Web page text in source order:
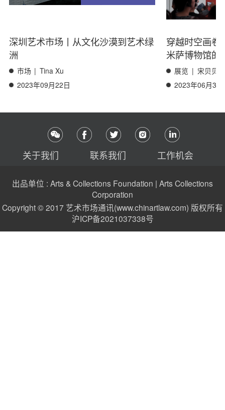
深圳艺术市场丨从文化沙漠到艺术绿
洲
市场 | Tina Xu
2023年09月22日
穿越时空画卷
米萨博物馆的
展览 | 宋贝贝
2023年06月30
关于我们 联系我们 工作机会
出品单位 : Arts & Collections Foundation | Arts Collections
Corporation
Copyright © 2017 艺术市场通讯(www.chinartlaw.com) 版权所有
沪ICP备2021037338号